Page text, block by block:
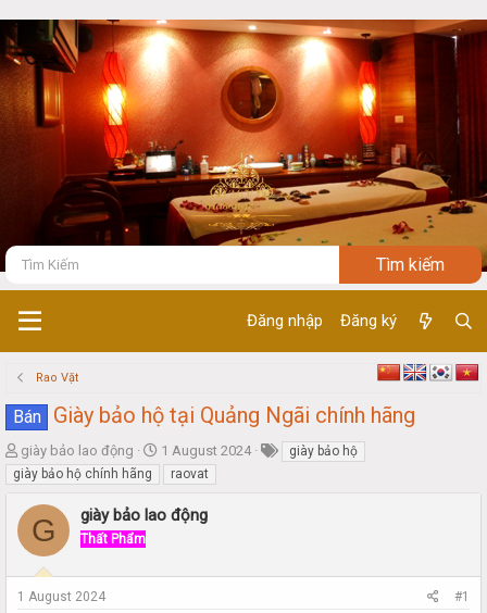
Đăng nhập Đăng ký
Rao Vặt
Bán Giày bảo hộ tại Quảng Ngãi chính hãng
T
h
r
e
d
a
giày bảo lao động
S
a
r
1 August 2024
giày bảo hộ
giày bảo hộ chính hãng
raovat
G giày bảo lao động
Thất Phẩm
1 August 2024 #1